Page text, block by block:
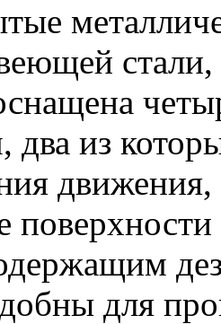
стали,
два из
движения,
для